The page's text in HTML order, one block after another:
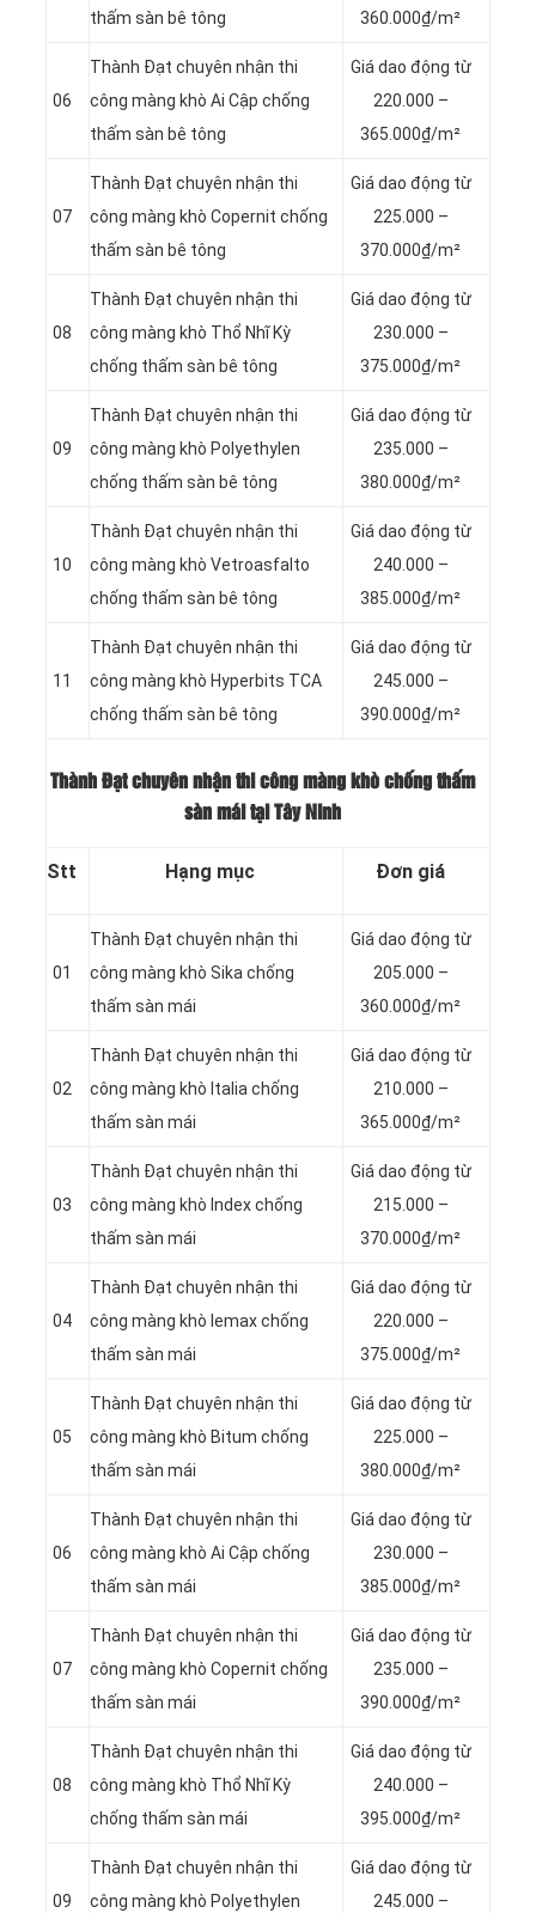
thấm sàn bê tông 360.000₫/m²
06
Thành Đạt chuyên nhận thi
công màng khò Ai Cập chống
thấm sàn bê tông
Giá dao động từ
220.000 –
365.000₫/m²
07
Thành Đạt chuyên nhận thi
công màng khò Copernit chống
thấm sàn bê tông
Giá dao động từ
225.000 –
370.000₫/m²
08
Thành Đạt chuyên nhận thi
công màng khò Thổ Nhĩ Kỳ
chống thấm sàn bê tông
Giá dao động từ
230.000 –
375.000₫/m²
09
Thành Đạt chuyên nhận thi
công màng khò Polyethylen
chống thấm sàn bê tông
Giá dao động từ
235.000 –
380.000₫/m²
10
Thành Đạt chuyên nhận thi
công màng khò Vetroasfalto
chống thấm sàn bê tông
Giá dao động từ
240.000 –
385.000₫/m²
11
Thành Đạt chuyên nhận thi
công màng khò Hyperbits TCA
chống thấm sàn bê tông
Giá dao động từ
245.000 –
390.000₫/m²
Thành Đạt chuyên nhận thi công màng khò chống thấm
sàn mái tại Tây Ninh
Stt Hạng mục Đơn giá
01
Thành Đạt chuyên nhận thi
công màng khò Sika chống
thấm sàn mái
Giá dao động từ
205.000 –
360.000₫/m²
02
Thành Đạt chuyên nhận thi
công màng khò Italia chống
thấm sàn mái
Giá dao động từ
210.000 –
365.000₫/m²
03
Thành Đạt chuyên nhận thi
công màng khò Index chống
thấm sàn mái
Giá dao động từ
215.000 –
370.000₫/m²
04
Thành Đạt chuyên nhận thi
công màng khò lemax chống
thấm sàn mái
Giá dao động từ
220.000 –
375.000₫/m²
05
Thành Đạt chuyên nhận thi
công màng khò Bitum chống
thấm sàn mái
Giá dao động từ
225.000 –
380.000₫/m²
06
Thành Đạt chuyên nhận thi
công màng khò Ai Cập chống
thấm sàn mái
Giá dao động từ
230.000 –
385.000₫/m²
07
Thành Đạt chuyên nhận thi
công màng khò Copernit chống
thấm sàn mái
Giá dao động từ
235.000 –
390.000₫/m²
08
Thành Đạt chuyên nhận thi
công màng khò Thổ Nhĩ Kỳ
chống thấm sàn mái
Giá dao động từ
240.000 –
395.000₫/m²
09
Thành Đạt chuyên nhận thi
công màng khò Polyethylen
Giá dao động từ
245.000 –